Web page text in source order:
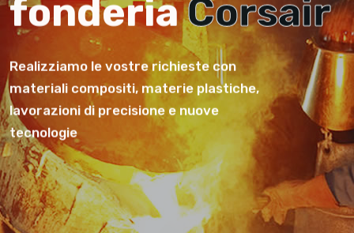
Benvenuti nella
fonderiaCorsair
Realizziamo le vostre richieste con
materiali compositi, materie plastiche,
lavorazioni di precisione e nuove
tecnologie